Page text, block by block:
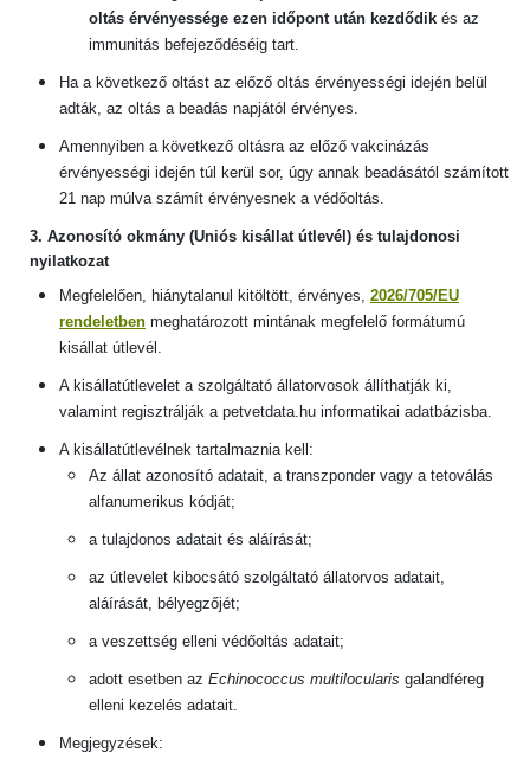
oltás érvényessége ezen időpont után kezdődik és az
immunitás befejeződéséig tart.
Ha a következő oltást az előző oltás érvényességi idején belül
adták, az oltás a beadás napjától érvényes.
Amennyiben a következő oltásra az előző vakcinázás
érvényességi idején túl kerül sor, úgy annak beadásától számított
21 nap múlva számít érvényesnek a védőoltás.
3. Azonosító okmány (Uniós kisállat útlevél) és tulajdonosi
nyilatkozat
Megfelelően, hiánytalanul kitöltött, érvényes, 2026/705/EU
rendeletben meghatározott mintának megfelelő formátumú
kisállat útlevél.
A kisállatútlevelet a szolgáltató állatorvosok állíthatják ki,
valamint regisztrálják a petvetdata.hu informatikai adatbázisba.
A kisállatútlevélnek tartalmaznia kell:
Az állat azonosító adatait, a transzponder vagy a tetoválás
alfanumerikus kódját;
a tulajdonos adatait és aláírását;
az útlevelet kibocsátó szolgáltató állatorvos adatait,
aláírását, bélyegzőjét;
a veszettség elleni védőoltás adatait;
adott esetben az Echinococcus multilocularis galandféreg
elleni kezelés adatait.
Megjegyzések: